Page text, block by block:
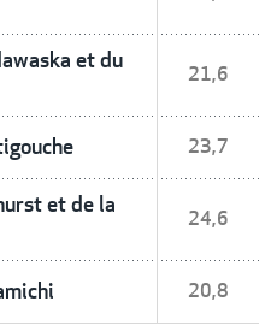
et du
21,6
23,7
et de la
24,6
20,8